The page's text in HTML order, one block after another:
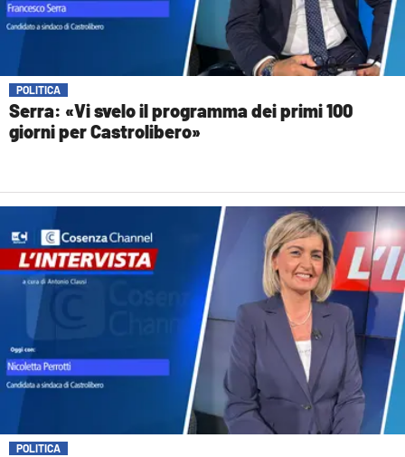
POLITICA
Serra: «Vi svelo il programma dei primi 100
giorni per Castrolibero»
POLITICA